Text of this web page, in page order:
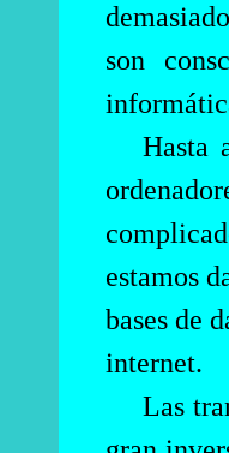
son
Hasta
estamos
bases de
internet.
Las